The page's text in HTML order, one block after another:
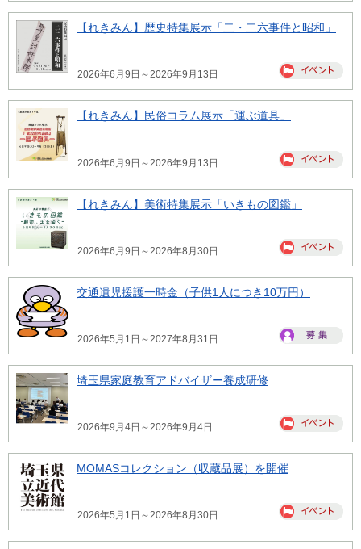
【れきみん】歴史特集展示「二・二六事件と昭和」
2026年6月9日～2026年9月13日
【れきみん】民俗コラム展示「運ぶ道具」
2026年6月9日～2026年9月13日
【れきみん】美術特集展示「いきもの図鑑」
2026年6月9日～2026年8月30日
交通遺児援護一時金（子供1人につき10万円）
2026年5月1日～2027年8月31日
埼玉県家庭教育アドバイザー養成研修
2026年9月4日～2026年9月4日
MOMASコレクション（収蔵品展）を開催
2026年5月1日～2026年8月30日